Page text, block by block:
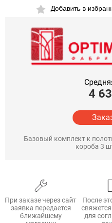
Добавить в
4
Базовый комплект к
короба 3
При заказе через сайт
заявка передается
ближайшему
После
для